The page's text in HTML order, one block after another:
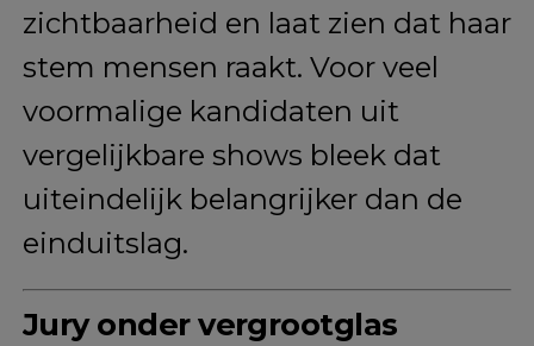
zichtbaarheid en laat zien dat haar
stem mensen raakt. Voor veel
voormalige kandidaten uit
vergelijkbare shows bleek dat
uiteindelijk belangrijker dan de
einduitslag.
Jury onder vergrootglas